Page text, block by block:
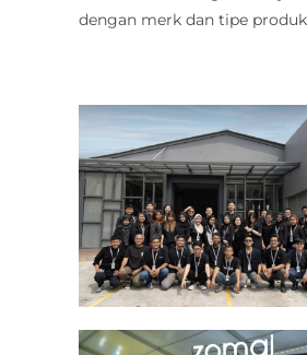
dengan merk dan tipe